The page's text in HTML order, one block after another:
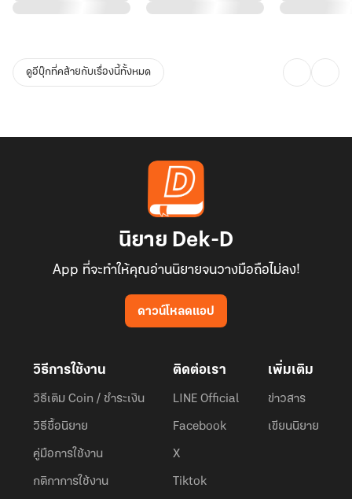
ดูอีบุ๊กที่คล้ายกับเรื่องนี้ทั้งหมด
นิยาย Dek-D
App ที่จะทำให้คุณอ่านนิยายจนวางมือถือไม่ลง!
ดาวน์โหลดแอป
วิธีการใช้งาน
วิธีเติม Coin / ชำระเงิน
วิธีซื้อนิยาย
คู่มือการใช้งาน
กติกาการใช้งาน
ติดต่อเรา
LINE Official
Facebook
X
Tiktok
เพิ่มเติม
ข่าวสาร
เขียนนิยาย